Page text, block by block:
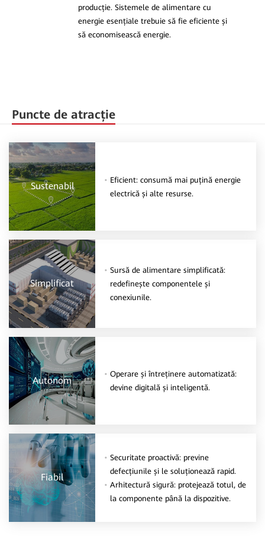
producție. Sistemele de alimentare cu
energie esențiale trebuie să fie eficiente și
să economisească energie.
Puncte de atracție
Eficient: consumă mai puțină energie
electrică și alte resurse.
Sustenabil
Simplificat
Sursă de alimentare simplificată:
redefinește componentele și
conexiunile.
Operare și întreținere automatizată:
devine digitală și inteligentă.
Autonom
Fiabil
Securitate proactivă: previne
defecțiunile și le soluționează rapid.
Arhitectură sigură: protejează totul, de
la componente până la dispozitive.